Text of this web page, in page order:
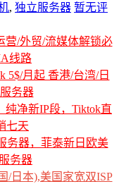
, 独立服务器 暂无评
营/外贸/流媒体解锁必
线路
5$/月起 香港/台湾/日
务器
纯净新IP段，Tiktok直
七天
务器，菲泰新日欧美
务器
/日本),美国家宽双ISP